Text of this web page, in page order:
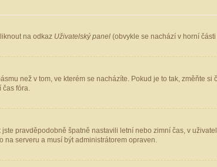
na odkaz Uživatelský panel (obvykle se nachází v horní
než v tom, ve kterém se nacházíte. Pokud je to tak, změňte
čas fóra.
pravděpodobně špatně nastavili letní nebo zimní čas, v
na serveru a musí být administrátorem opraven.